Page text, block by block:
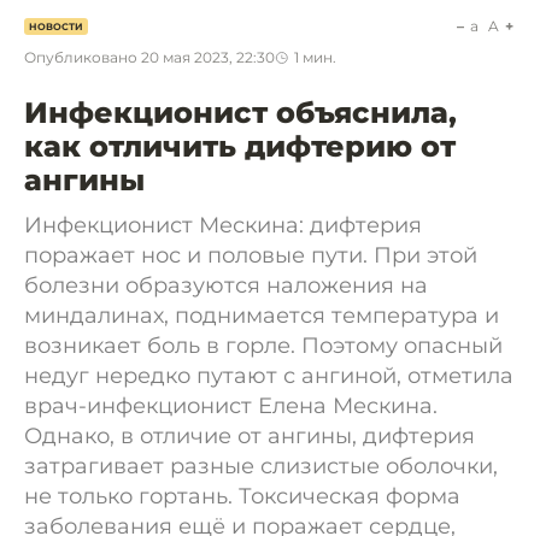
НОВОСТИ
Опубликовано 20 мая 2023, 22:30 1 мин.
a A
Инфекционист объяснила,
как отличить дифтерию от
ангины
Инфекционист Мескина: дифтерия
поражает нос и половые пути. При этой
болезни образуются наложения на
миндалинах, поднимается температура и
возникает боль в горле. Поэтому опасный
недуг нередко путают с ангиной, отметила
врач-инфекционист Елена Мескина.
Однако, в отличие от ангины, дифтерия
затрагивает разные слизистые оболочки,
не только гортань. Токсическая форма
заболевания ещё и поражает сердце,